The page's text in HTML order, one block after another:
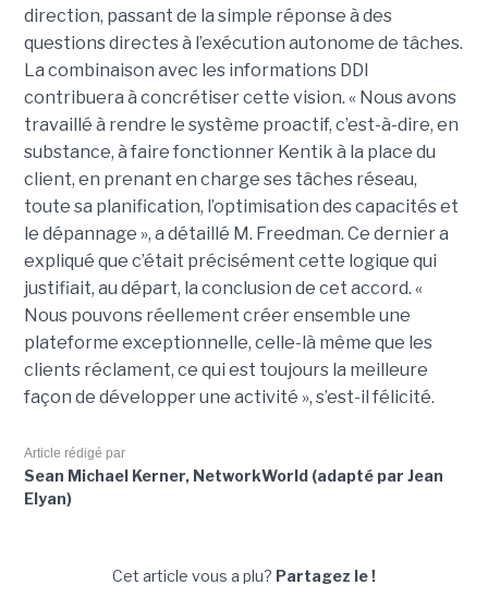
direction, passant de la simple réponse à des
questions directes à l’exécution autonome de tâches.
La combinaison avec les informations DDI
contribuera à concrétiser cette vision. « Nous avons
travaillé à rendre le système proactif, c’est-à-dire, en
substance, à faire fonctionner Kentik à la place du
client, en prenant en charge ses tâches réseau,
toute sa planification, l’optimisation des capacités et
le dépannage », a détaillé M. Freedman. Ce dernier a
expliqué que c’était précisément cette logique qui
justifiait, au départ, la conclusion de cet accord. «
Nous pouvons réellement créer ensemble une
plateforme exceptionnelle, celle-là même que les
clients réclament, ce qui est toujours la meilleure
façon de développer une activité », s’est-il félicité.
Article rédigé par
Sean Michael Kerner, NetworkWorld (adapté par Jean
Elyan)
Cet article vous a plu? Partagez le !